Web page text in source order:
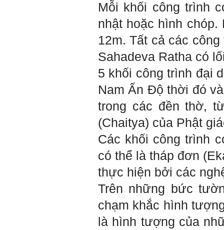
Mỗi khối công trình
nhật hoặc hình
12m. Tất cả các
Sahadeva Ratha có
5 khối công trình đại
Nam Ấn Độ thời đó
trong các đền thờ,
(Chaitya) của Phật
Các khối công trình
có thể là tháp đơn
thực hiện bởi các
Trên những bức
chạm khắc hình
là hình tượng của